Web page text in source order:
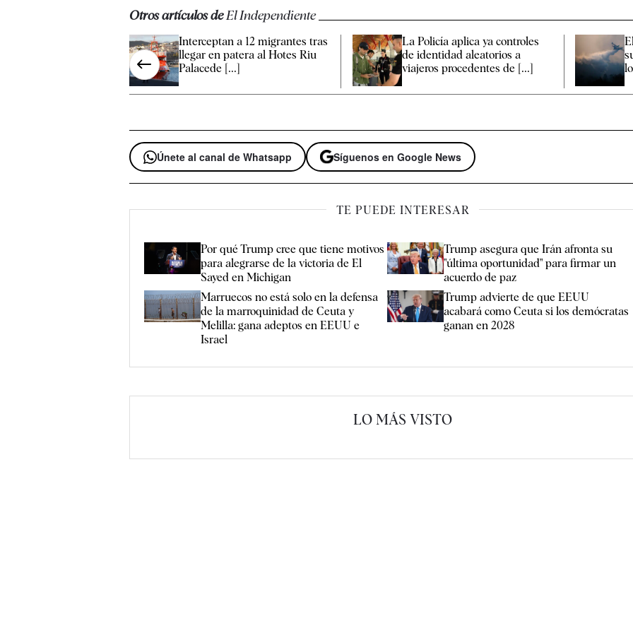
Otros artículos deEl Independiente
Interceptan a 12 migrantes tras
llegar en patera al Hotes Riu
Palacede [...]
La Policía aplica ya controles
de identidad aleatorios a
viajeros procedentes de [...]
Únete al canal de Whatsapp Síguenos en Google News
TE PUEDE INTERESAR
Por qué Trump cree que tiene motivos
para alegrarse de la victoria de El
Sayed en Michigan
Trump asegura que Irán afronta su
"última oportunidad" para firmar un
acuerdo de paz
Marruecos no está solo en la defensa
de la marroquinidad de Ceuta y
Melilla: gana adeptos en EEUU e
Israel
Trump advierte de que EEUU
acabará como Ceuta si los demócratas
ganan en 2028
LO MÁS VISTO